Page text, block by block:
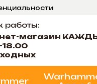
работы:
магазин